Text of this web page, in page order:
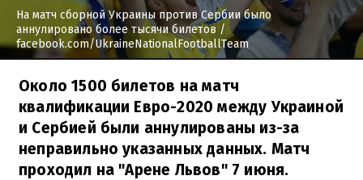
На матч сборной Украины против Сербии было
аннулировано более тысячи билетов /
facebook.com/UkraineNationalFootballTeam
Около 1500 билетов на матч
квалификации Евро-2020 между Украиной
и Сербией были аннулированы из-за
неправильно указанных данных. Матч
проходил на "Арене Львов" 7 июня.